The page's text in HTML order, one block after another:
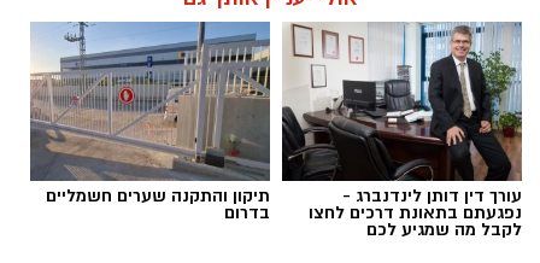
תגים:פשיטה על בית הימורים
עורך דין דותן לינדנברג -
נפגעתם בתאונת דרכים לחצו
לקבל מה שמגיע לכם
תיקון והתקנה שערים חשמליים
בדרום